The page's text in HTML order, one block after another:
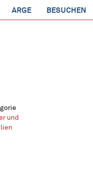
ARGE BESUCHEN
und